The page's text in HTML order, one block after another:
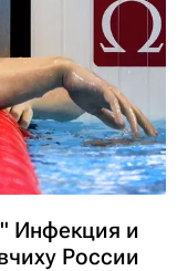
Инфекция и
России